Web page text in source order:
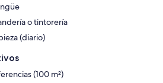
o tintorería
(diario)
(100 m²)